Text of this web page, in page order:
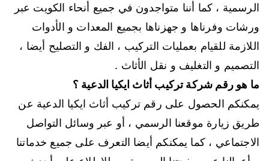
الرسمية ، كما أننا متواجدون في جميع أنحاء الكويت عبر
ورشات وفرناها و جهزناها بجميع المعدات و الأدوات
اللازمة للقيام بعمليات التركيب ، الفك و التصليح أيضا ،
التصميم و التغليف و نقل الأثاث .
ما هو رقم شركة تركيب أثاث ايكيا الدعية ؟
يمكنكم الحصول على رقم تركيب أثاث ايكيا الدعية عن
طريق زيارة موقعنا الرسمي ، أو عبر وسائل التواصل
الاجتماعي ، كما يمكنكم أيضا التعرف على جميع خدماتنا